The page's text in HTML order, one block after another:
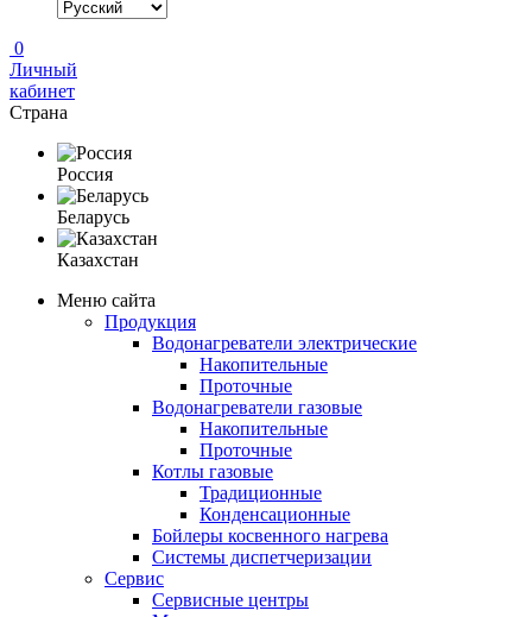
0
Личный
кабинет
Страна
Россия
Беларусь
Казахстан
Меню сайта
Продукция
Водонагреватели электрические
Накопительные
Проточные
Водонагреватели газовые
Накопительные
Проточные
Котлы газовые
Традиционные
Конденсационные
Бойлеры косвенного нагрева
Системы диспетчеризации
Сервис
Сервисные центры